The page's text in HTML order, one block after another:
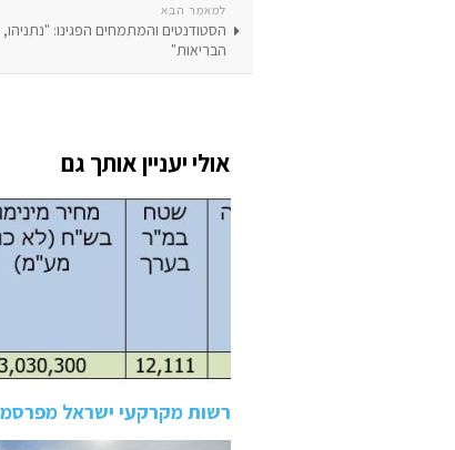
למאמר הבא
הסטודנטים והמתמחים הפגינו:
הבריאות"
אולי יעניין אותך גם
רשות מקרקעי ישראל